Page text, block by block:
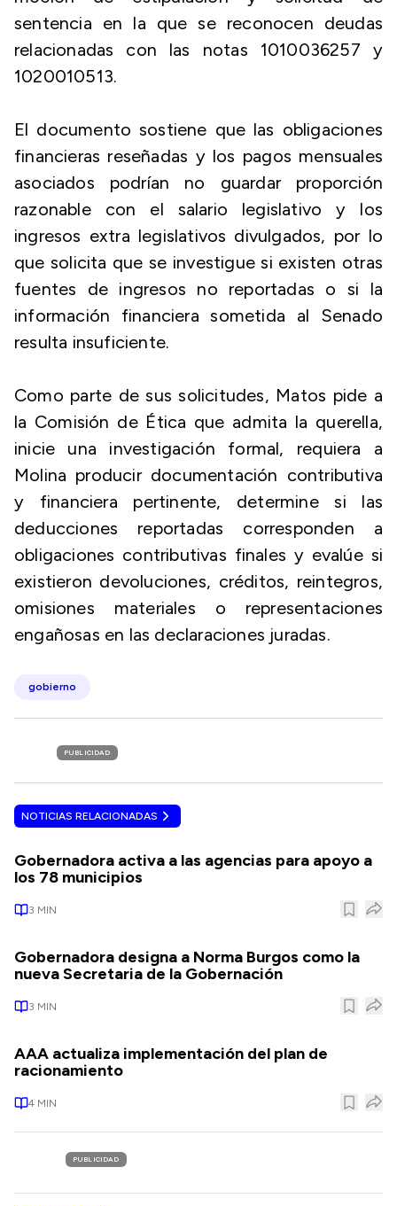
sentencia en la que se reconocen deudas
relacionadas con las notas 1010036257 y
1020010513.
El documento sostiene que las obligaciones
financieras reseñadas y los pagos mensuales
asociados podrían no guardar proporción
razonable con el salario legislativo y los
ingresos extra legislativos divulgados, por lo
que solicita que se investigue si existen otras
fuentes de ingresos no reportadas o si la
información financiera sometida al Senado
resulta insuficiente.
Como parte de sus solicitudes, Matos pide a
la Comisión de Ética que admita la querella,
inicie una investigación formal, requiera a
Molina producir documentación contributiva
y financiera pertinente, determine si las
deducciones reportadas corresponden a
obligaciones contributivas finales y evalúe si
existieron devoluciones, créditos, reintegros,
omisiones materiales o representaciones
engañosas en las declaraciones juradas.
gobierno
PUBLICIDAD
NOTICIAS RELACIONADAS
Gobernadora activa a las agencias para apoyo a
los 78 municipios
3 MIN
Gobernadora designa a Norma Burgos como la
nueva Secretaria de la Gobernación
3 MIN
AAA actualiza implementación del plan de
racionamiento
4 MIN
PUBLICIDAD